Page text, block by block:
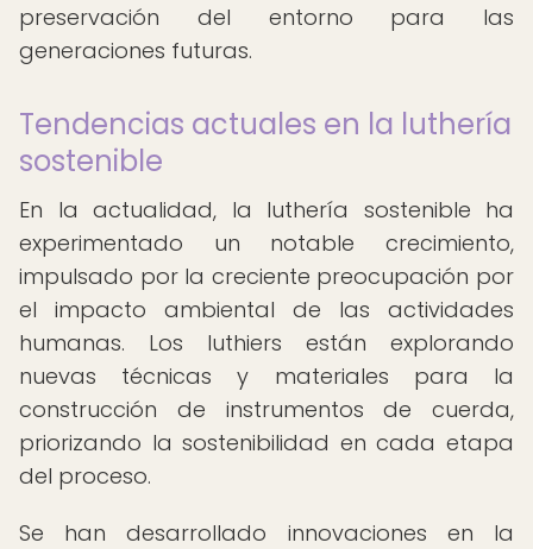
preservación del entorno para las
generaciones futuras.
Tendencias actuales en la luthería
sostenible
En la actualidad, la luthería sostenible ha
experimentado un notable crecimiento,
impulsado por la creciente preocupación por
el impacto ambiental de las actividades
humanas. Los luthiers están explorando
nuevas técnicas y materiales para la
construcción de instrumentos de cuerda,
priorizando la sostenibilidad en cada etapa
del proceso.
Se han desarrollado innovaciones en la